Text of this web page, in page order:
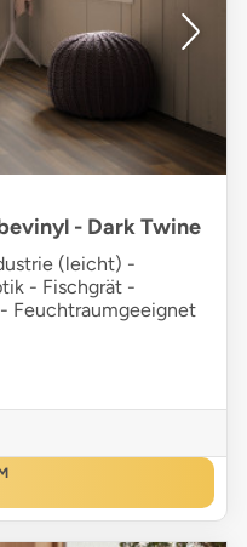
- Dark Twine
(leicht) -
- Fischgrät -
Feuchtraumgeeignet